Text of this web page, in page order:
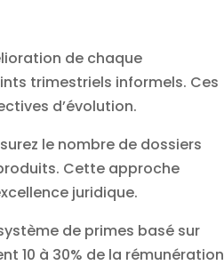
de chaque
trimestriels informels. Ces
d’évolution.
le nombre de dossiers
Cette approche
juridique.
de primes basé sur
10 à 30% de la rémunération